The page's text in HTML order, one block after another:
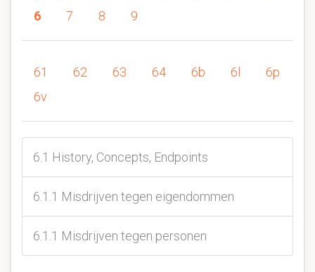
6
7 8 9
61 62 63 64 6b 6l
6p
6v
6.1 History, Concepts, Endpoints
6.1.1 Misdrijven tegen eigendommen
6.1.1 Misdrijven tegen personen